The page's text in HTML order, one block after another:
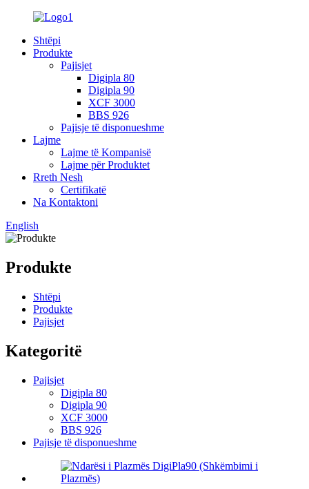
Shtëpi
Produkte
Pajisjet
Digipla 80
Digipla 90
XCF 3000
BBS 926
Pajisje të disponueshme
Lajme
Lajme të Kompanisë
Lajme për Produktet
Rreth Nesh
Certifikatë
Na Kontaktoni
English
Produkte
Shtëpi
Produkte
Pajisjet
Kategoritë
Pajisjet
Digipla 80
Digipla 90
XCF 3000
BBS 926
Pajisje të disponueshme